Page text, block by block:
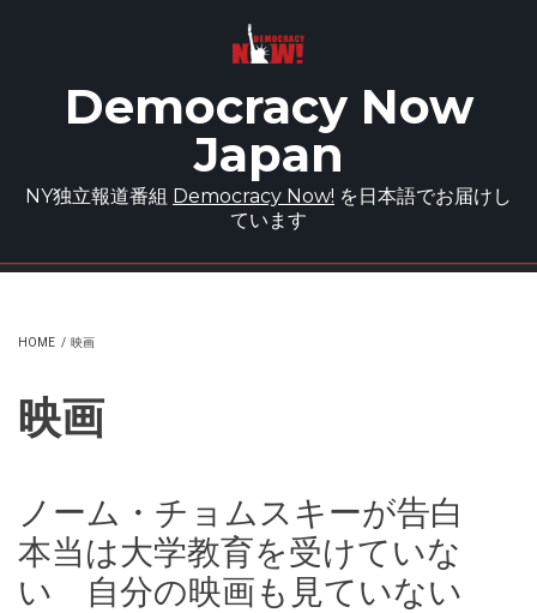
Democracy Now
Japan
NY独立報道番組 Democracy Now! を日本語でお届けし
ています
HOME / 映画
映画
ノーム・チョムスキーが告白
本当は大学教育を受けていな
い 自分の映画も見ていない